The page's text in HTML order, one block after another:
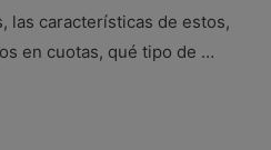
las características de estos,
en cuotas, qué tipo de …